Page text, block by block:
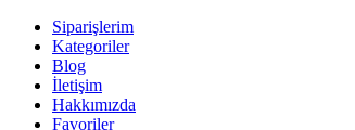
Siparişlerim
Kategoriler
Blog
İletişim
Hakkımızda
Favoriler